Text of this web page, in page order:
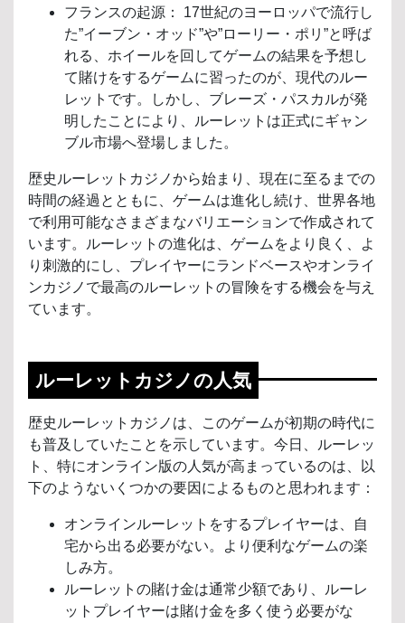
フランスの起源： 17世紀のヨーロッパで流行し
た”イーブン・オッド”や”ローリー・ポリ”と呼ば
れる、ホイールを回してゲームの結果を予想し
て賭けをするゲームに習ったのが、現代のルー
レットです。しかし、ブレーズ・パスカルが発
明したことにより、ルーレットは正式にギャン
ブル市場へ登場しました。
歴史ルーレットカジノから始まり、現在に至るまでの
時間の経過とともに、ゲームは進化し続け、世界各地
で利用可能なさまざまなバリエーションで作成されて
います。ルーレットの進化は、ゲームをより良く、よ
り刺激的にし、プレイヤーにランドベースやオンライ
ンカジノで最高のルーレットの冒険をする機会を与え
ています。
ルーレットカジノの人気
歴史ルーレットカジノは、このゲームが初期の時代に
も普及していたことを示しています。今日、ルーレッ
ト、特にオンライン版の人気が高まっているのは、以
下のようないくつかの要因によるものと思われます：
オンラインルーレットをするプレイヤーは、自
宅から出る必要がない。より便利なゲームの楽
しみ方。
ルーレットの賭け金は通常少額であり、ルーレ
ットプレイヤーは賭け金を多く使う必要がな